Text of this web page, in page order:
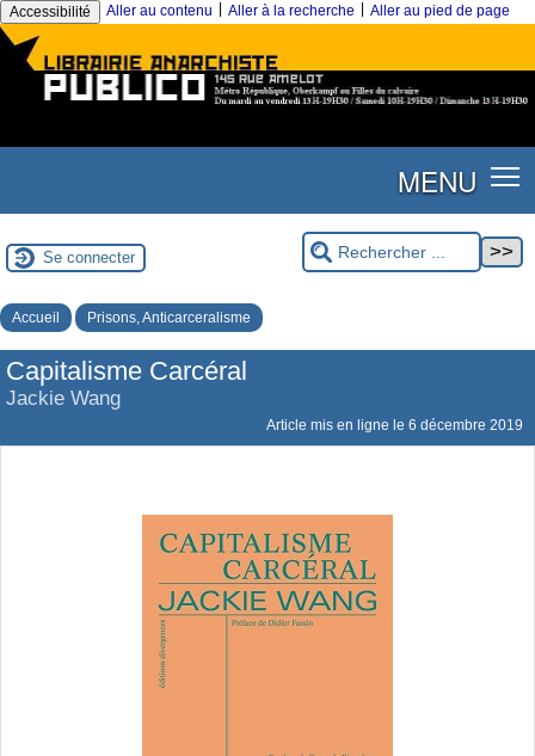
Accessibilité Aller au contenu Aller à la recherche Aller au pied de page
MENU
Se connecter
Accueil Prisons, Anticarceralisme
Capitalisme Carcéral
Jackie Wang
Article mis en ligne le 6 décembre 2019